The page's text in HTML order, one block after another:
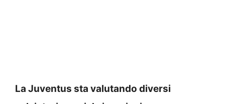
La Juventus sta valutando diversi